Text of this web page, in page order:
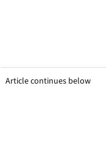
Article continues below